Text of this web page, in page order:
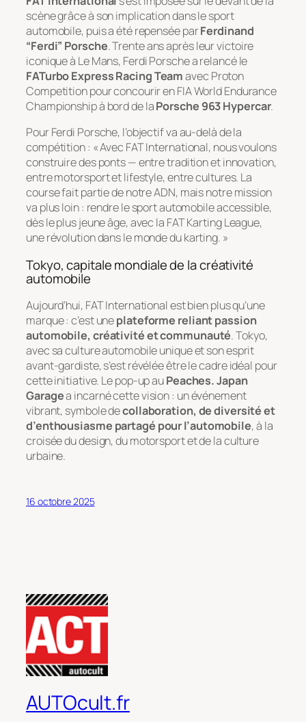
scène grâce à son implication dans le sport
automobile, puis a été repensée parFerdinand
“Ferdi” Porsche. Trente ans après leur victoire
iconique à Le Mans, Ferdi Porsche a relancé le
FATurbo Express Racing Teamavec Proton
Competition pour concourir en FIA World Endurance
Championship à bord de laPorsche 963 Hypercar.
Pour Ferdi Porsche, l’objectif va au-delà de la
compétition : « Avec FAT International, nous voulons
construire des ponts — entre tradition et innovation,
entre motorsport et lifestyle, entre cultures. La
course fait partie de notre ADN, mais notre mission
va plus loin : rendre le sport automobile accessible,
dès le plus jeune âge, avec la FAT Karting League,
une révolution dans le monde du karting. »
Tokyo, capitale mondiale de la créativité
automobile
Aujourd’hui, FAT International est bien plus qu’une
marque : c’est uneplateforme reliant passion
automobile, créativité et communauté. Tokyo,
avec sa culture automobile unique et son esprit
avant-gardiste, s’est révélée être le cadre idéal pour
cette initiative. Le pop-up auPeaches. Japan
Garagea incarné cette vision : un événement
vibrant, symbole decollaboration, de diversité et
d’enthousiasme partagé pour l’automobile, à la
croisée du design, du motorsport et de la culture
urbaine.
16 octobre 2025
AUTOcult.fr